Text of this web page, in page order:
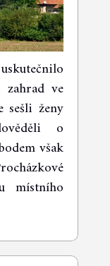
ve
sešli ženy
o
však
místního